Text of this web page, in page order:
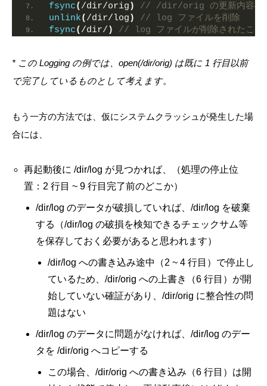
fsync( /dir/orig )
// /dir/orig の更新内容の永
unlink( /dir/log )
// log ファイルを削除
fsync( /dir/ ) // log ファイルが削除されたこと
* この Logging の例では、open(/dir/orig) は既に 1 行目以前
で完了しているものとして考えます。
もう一方の方法では、 仮にシステムクラッシュが発生した場
合には、
再起動後に /dir/log が見つかれば、
（処理の停止位
置：2 行目 ~ 9 行目完了前のどこか）
/dir/log のデータが破損していれば、/dir/log を破棄
する（/dir/log の破損を検知できるチェックサム等
を保存しておく必要があると思われます）
/dir/log への書き込み途中（2 ~ 4 行目）で停止し
ているため、/dir/orig への上書き（6 行目）が開
始していない確証があり、/dir/orig に整合性の問
題はない
/dir/log のデータに問題がなければ、/dir/log のデー
タを /dir/orig へコピーする
この場合、/dir/orig への書き込み（6 行目）は開